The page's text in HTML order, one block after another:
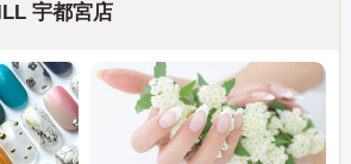
宇都宮店